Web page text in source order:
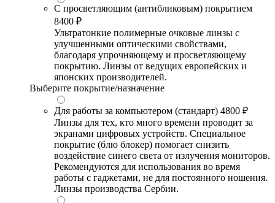
С просветляющим (антибликовым) покрытием
8400 ₽
Ультратонкие полимерные очковые линзы с
улучшенными оптическими свойствами,
благодаря упрочняющему и просветляющему
покрытию. Линзы от ведущих европейских и
японских производителей.
Выберите покрытие/назначение
Для работы за компьютером (стандарт) 4800 ₽
Линзы для тех, кто много времени проводит за
экранами цифровых устройств. Специальное
покрытие (блю блокер) помогает снизить
воздействие синего света от излучения мониторов.
Рекомендуются для использования во время
работы с гаджетами, не для постоянного ношения.
Линзы производства Сербии.